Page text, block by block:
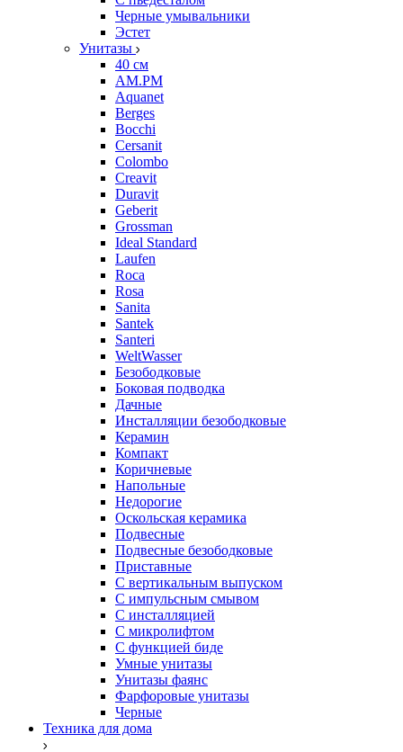
Черные умывальники
Эстет
Унитазы
40 см
AM.PM
Aquanet
Berges
Bocchi
Cersanit
Colombo
Creavit
Duravit
Geberit
Grossman
Ideal Standard
Laufen
Roca
Rosa
Sanita
Santek
Santeri
WeltWasser
Безободковые
Боковая подводка
Дачные
Инсталляции безободковые
Керамин
Компакт
Коричневые
Напольные
Недорогие
Оскольская керамика
Подвесные
Подвесные безободковые
Приставные
С вертикальным выпуском
С импульсным смывом
С инсталляцией
С микролифтом
С функцией биде
Умные унитазы
Унитазы фаянс
Фарфоровые унитазы
Черные
Техника для дома